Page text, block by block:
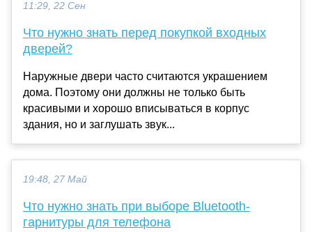
11:29, 22 Сен
Что нужно знать перед покупкой входных
дверей?
Наружные двери часто считаются украшением
дома. Поэтому они должны не только быть
красивыми и хорошо вписываться в корпус
здания, но и заглушать звук...
19:48, 27 Май
Что нужно знать при выборе Bluetooth-
гарнитуры для телефона